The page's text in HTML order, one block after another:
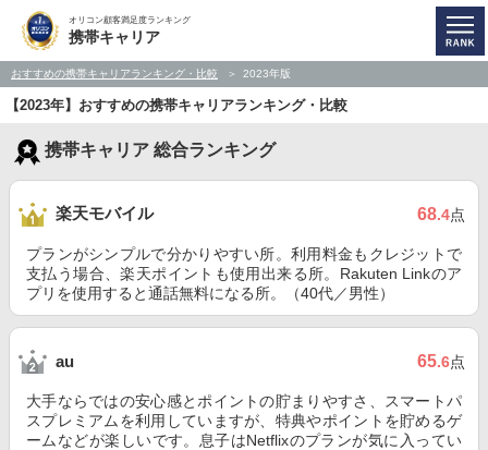
オリコン顧客満足度ランキング
携帯キャリア
おすすめの携帯キャリアランキング・比較 2023年版
【2023年】おすすめの携帯キャリアランキング・比較
携帯キャリア 総合ランキング
楽天モバイル 68.4点
プランがシンプルで分かりやすい所。利用料金もクレジットで
支払う場合、楽天ポイントも使用出来る所。Rakuten Linkのア
プリを使用すると通話無料になる所。（40代／男性）
au 65.6点
大手ならではの安心感とポイントの貯まりやすさ、スマートパ
スプレミアムを利用していますが、特典やポイントを貯めるゲ
ームなどが楽しいです。息子はNetflixのプランが気に入ってい